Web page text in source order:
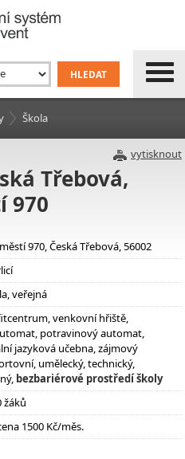
Škola
vytisknout
Třebová,
970
970, Česká Třebová, 56002
veřejná
venkovní hřiště,
potravinový automat,
jazyková učebna, zájmový
umělecký, technický,
bezbariérové prostředí školy
žáků
1500 Kč/měs.